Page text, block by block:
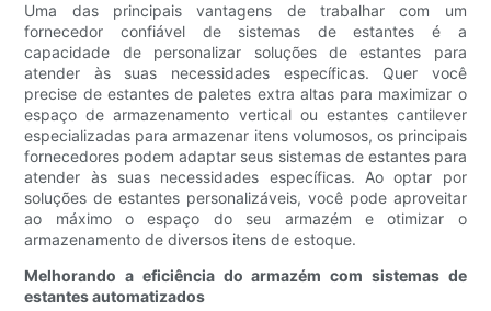
Uma das principais vantagens de trabalhar com um
fornecedor confiável de sistemas de estantes é a
capacidade de personalizar soluções de estantes para
atender às suas necessidades específicas. Quer você
precise de estantes de paletes extra altas para maximizar o
espaço de armazenamento vertical ou estantes cantilever
especializadas para armazenar itens volumosos, os principais
fornecedores podem adaptar seus sistemas de estantes para
atender às suas necessidades específicas. Ao optar por
soluções de estantes personalizáveis, você pode aproveitar
ao máximo o espaço do seu armazém e otimizar o
armazenamento de diversos itens de estoque.
Melhorando a eficiência do armazém com sistemas de
estantes automatizados